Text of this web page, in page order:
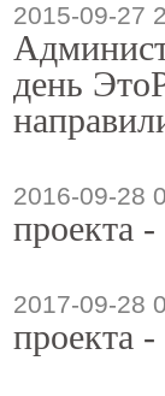
2015-09-27
день
2016-09-28
проекта
2017-09-28
проекта